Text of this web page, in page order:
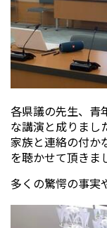
各県議の先生、青
な講演と成りまし
家族と連絡の付か
を聴かせて頂きま
多くの驚愕の事実